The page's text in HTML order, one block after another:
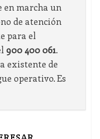
en marcha un
de atención
para el
900 400 061.
existente de
operativo. Es